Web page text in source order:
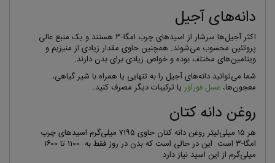
دانه‌های آجیل
اکثر آجیل‌ها سرشار از اسیدهای چرب امگا-۳ هستند و یک منبع عالی
پروتئین محسوب می‌شوند. همچنین حاوی مقدار زیادی از منیزیم و
ویتامین‌های مختلف بوده و خواص زیادی برای بدن دارند.
شما می‌توانید دانه‌های آجیل را به تنهایی یا همراه با شیر گیاهی،
معجون‌ها، عسل فوراور یا ترکیبات دیگر مصرف کنید.
روغن دانه کتان
هر ۱۵ میلی‌لیتر روغن دانه کتان حاوی ۷۱۹۵ میلی‌گرم اسیدهای چرب
امگا-۳ است. این در حالی است که بدن در روز فقط به ۱۱۰۰ تا ۱۶۰۰
میلی‌گرم از این اسید نیاز دارد.